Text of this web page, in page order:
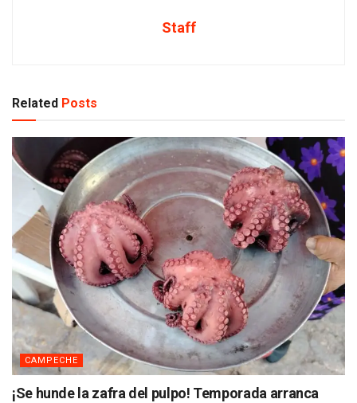
Staff
Related Posts
CAMPECHE
¡Se hunde la zafra del pulpo! Temporada arranca